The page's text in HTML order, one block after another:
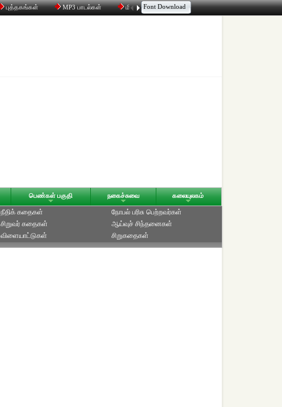
புத்தகங்கள் MP3 பாடல்கள் மின்னஞ்சல் திரட்டி உரையாடல்
Font Download
பெண்கள் பகுதி நகைச்சுவை கலையுலகம்
நீதிக் கதைகள்
சிறுவர் கதைகள்
விளையாட்டுகள்
நோபல் பரிசு‎ பெற்றவர்‎கள்
ஆய்வுச் சிந்தனைகள்
சிறுகதைகள்